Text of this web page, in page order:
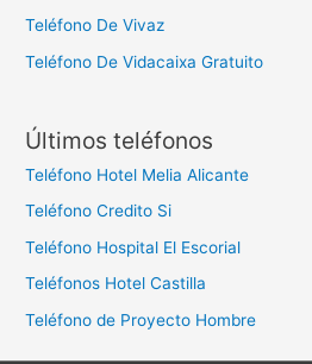
Teléfono De Vivaz
Teléfono De Vidacaixa Gratuito
Últimos teléfonos
Teléfono Hotel Melia Alicante
Teléfono Credito Si
Teléfono Hospital El Escorial
Teléfonos Hotel Castilla
Teléfono de Proyecto Hombre